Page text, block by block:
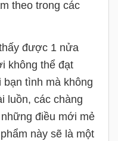
theo trong các
được 1 nửa
không thể đạt
tình mà không
luồn, các chàng
điều mới mẻ
này sẽ là một